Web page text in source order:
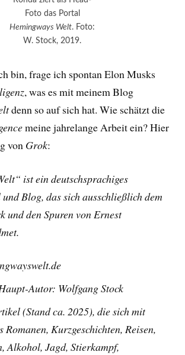
Foto das Portal
Hemingways Welt. Foto:
W. Stock, 2019.
bin, frage ich spontan Elon Musks
, was es mit meinem Blog
denn so auf sich hat. Wie schätzt die
meine jahrelange Arbeit ein? Hier
von Grok:
ist ein deutschsprachiges
Blog, das sich ausschließlich dem
und den Spuren von Ernest
Autor: Wolfgang Stock
(Stand ca. 2025), die sich mit
Romanen, Kurzgeschichten, Reisen,
Alkohol, Jagd, Stierkampf,